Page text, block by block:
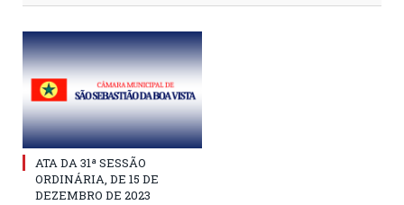
ATA DA 31ª SESSÃO
ORDINÁRIA, DE 15 DE
DEZEMBRO DE 2023